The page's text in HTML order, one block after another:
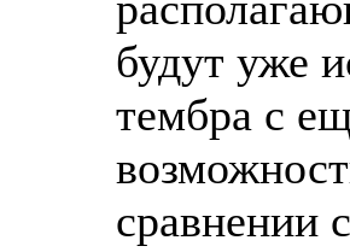
будут уже
тембра с
сравнении